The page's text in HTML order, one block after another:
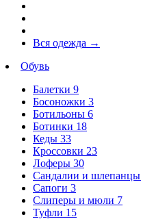
Вся одежда →
Обувь
Балетки 9
Босоножки 3
Ботильоны 6
Ботинки 18
Кеды 33
Кроссовки 23
Лоферы 30
Сандалии и шлепанцы
Сапоги 3
Слиперы и мюли 7
Туфли 15